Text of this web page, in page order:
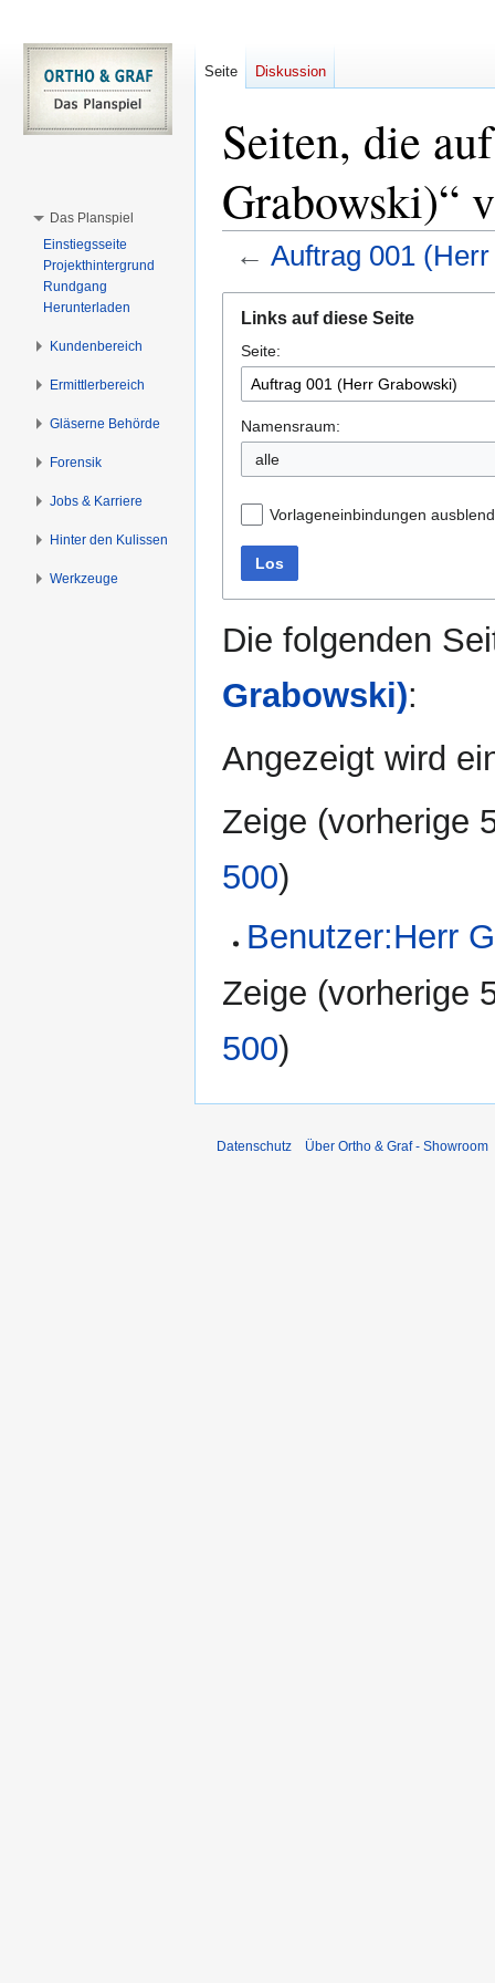
Seiten, die
Grabowski)“
← Auftrag 001
Navigation
springen
Suche
springen
Links auf diese Seite
Seite:
Namensraum:
alle
Vorlageneinbindungen
Los
Die folgenden
Grabowski):
Angezeigt wird
Zeige (vorherige
500)
Benutzer:Herr
Zeige (vorherige
500)
Seite Diskussion
Das Planspiel
Einstiegsseite
Projekthintergrund
Rundgang
Herunterladen
Kundenbereich
Ermittlerbereich
Gläserne Behörde
Forensik
Jobs & Karriere
Hinter den Kulissen
Werkzeuge
Datenschutz Über Ortho & Graf - Showroom